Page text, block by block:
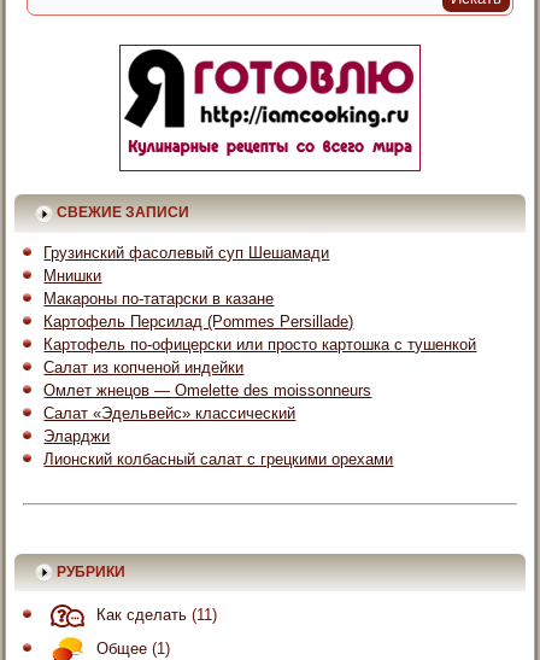
СВЕЖИЕ ЗАПИСИ
Грузинский фасолевый суп Шешамади
Мнишки
Макароны по-татарски в казане
Картофель Персилад (Pommes Persillade)
Картофель по-офицерски или просто картошка с тушенкой
Салат из копченой индейки
Омлет жнецов — Omelette des moissonneurs
Салат «Эдельвейс» классический
Эларджи
Лионский колбасный салат с грецкими орехами
РУБРИКИ
Как сделать (11)
Общее (1)